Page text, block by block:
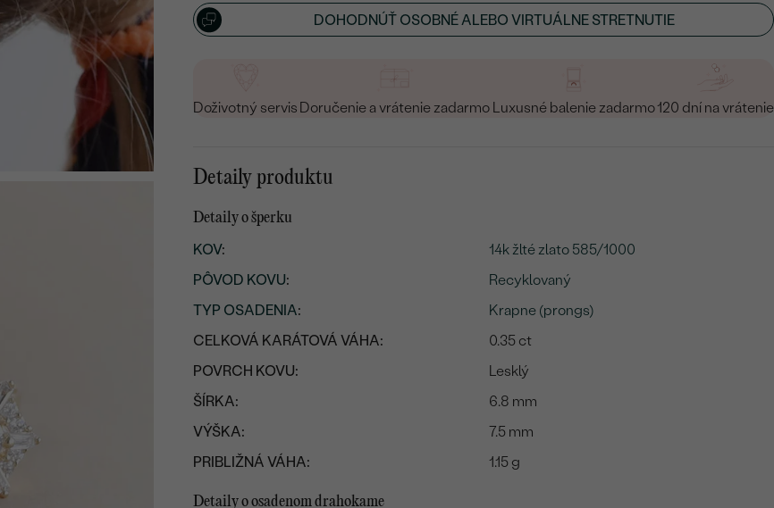
DOHODNÚŤ OSOBNÉ ALEBO VIRTUÁLNE STRETNUTIE
Doživotný servis Doručenie a vrátenie zadarmo Luxusné balenie zadarmo120 dní na vrátenie
Detaily produktu
Detaily o šperku
KOV:
14k žlté zlato 585/1000
PÔVOD KOVU:
Recyklovaný
TYP OSADENIA:
Krapne (prongs)
CELKOVÁ KARÁTOVÁ VÁHA:
0.35 ct
POVRCH KOVU:
Lesklý
ŠÍRKA:
6.8 mm
VÝŠKA:
7.5 mm
PRIBLIŽNÁ VÁHA:
1.15 g
Detaily o osadenom drahokame